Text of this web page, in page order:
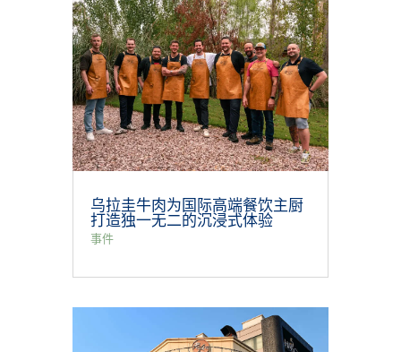
乌拉圭牛肉为国际高端餐饮主厨
打造独一无二的沉浸式体验
事件